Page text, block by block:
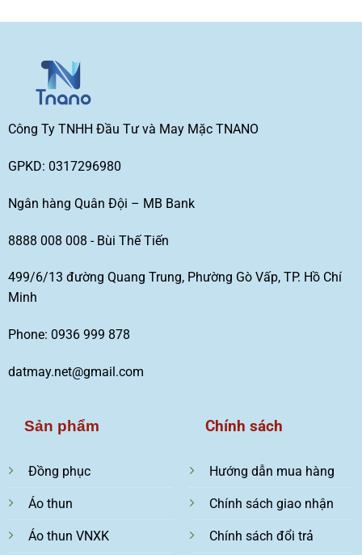
Công Ty TNHH Đầu Tư và May Mặc TNANO
GPKD: 0317296980
Ngân hàng Quân Đội – MB Bank
8888 008 008 - Bùi Thế Tiến
499/6/13 đường Quang Trung, Phường Gò Vấp, TP. Hồ Chí
Minh
Phone: 0936 999 878
datmay.net@gmail.com
Sản phẩm
Đồng phục
Áo thun
Áo thun VNXK
Chính sách
Hướng dẫn mua hàng
Chính sách giao nhận
Chính sách đổi trả